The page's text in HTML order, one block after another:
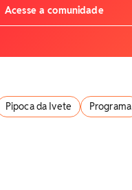
Acesse a comunidade
Pipoca da Ivete Programa